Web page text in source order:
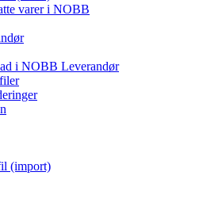
varer i NOBB
i NOBB Leverandør
(import)